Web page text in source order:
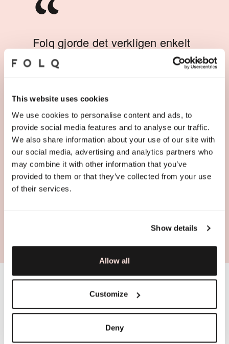
This website uses cookies
We use cookies to personalise content and ads, to
provide social media features and to analyse our traffic.
We also share information about your use of our site with
our social media, advertising and analytics partners who
may combine it with other information that you’ve
provided to them or that they’ve collected from your use
of their services.
Show details
Allow all
Customize
Deny
verkligen enkelt
hitta
och
som konsulter i
Vikström
Development Manager
“
Konsulterna från
skickliga, sätter
Tekniska färdigheter hos
en testledare